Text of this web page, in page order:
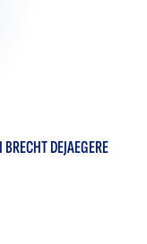
DEJAEGERE